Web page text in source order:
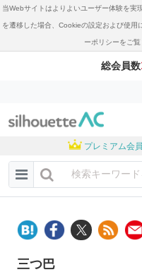
当Webサイトはよりよいユーザー体験を実
を遷移した場合、Cookieの設定および使用
ーポリシーをご覧
総会員数
プレミアム会
三つ巴